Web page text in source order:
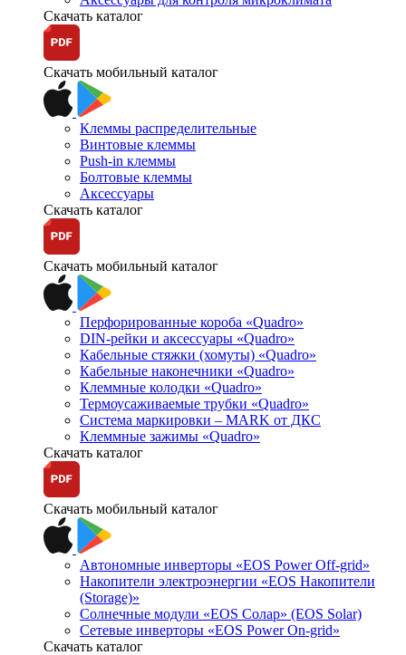
Скачать каталог
Скачать мобильный каталог
Клеммы распределительные
Винтовые клеммы
Push-in клеммы
Болтовые клеммы
Аксессуары
Скачать каталог
Скачать мобильный каталог
Перфорированные короба «Quadro»
DIN-рейки и аксессуары «Quadro»
Кабельные стяжки (хомуты) «Quadro»
Кабельные наконечники «Quadro»
Клеммные колодки «Quadro»
Термоусаживаемые трубки «Quadro»
Система маркировки – MARK от ДКС
Клеммные зажимы «Quadro»
Скачать каталог
Скачать мобильный каталог
Автономные инверторы «EOS Power Off-grid»
Накопители электроэнергии «EOS Накопители
(Storage)»
Солнечные модули «EOS Солар» (EOS Solar)
Сетевые инверторы «EOS Power On-grid»
Скачать каталог